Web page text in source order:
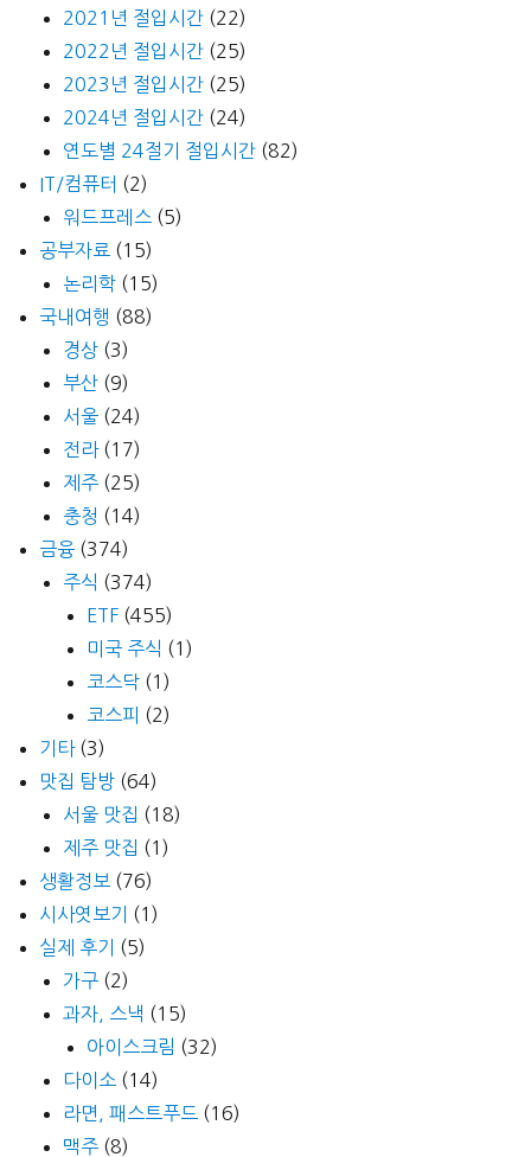
2021년 절입시간 (22)
2022년 절입시간 (25)
2023년 절입시간 (25)
2024년 절입시간 (24)
연도별 24절기 절입시간 (82)
IT/컴퓨터 (2)
워드프레스 (5)
공부자료 (15)
논리학 (15)
국내여행 (88)
경상 (3)
부산 (9)
서울 (24)
전라(17)
제주 (25)
충청 (14)
금융 (374)
주식 (374)
ETF (455)
미국 주식 (1)
코스닥 (1)
코스피 (2)
기타(3)
맛집 탐방 (64)
서울 맛집 (18)
제주 맛집 (1)
생활정보 (76)
시사엿보기
(1)
실제 후기
(5)
가구 (2)
과자, 스낵 (15)
아이스크림 (32)
다이소 (14)
라면, 패스트푸드 (16)
맥주 (8)